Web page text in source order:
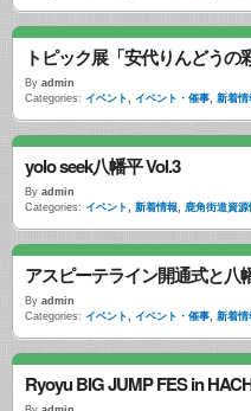
トピック展「安代りんどうの
By admin
Categories: イベント, イベント・催事, 新着情
yolo seek八幡平 Vol.3
By admin
Categories: イベント, 新着情報, 鹿角街道資源
アスピーテライン開通式と八
By admin
Categories: イベント, イベント・催事, 新着情
Ryoyu BIG JUMP FES in